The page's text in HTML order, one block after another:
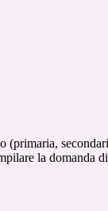
la domanda